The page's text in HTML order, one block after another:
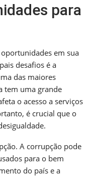
para
em sua
desafios é a
das maiores
tem uma grande
o acesso a serviços
é crucial que o
A corrupção pode
para o bem
do país e a